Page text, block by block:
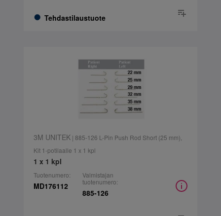
Tehdastilaustuote
3M UNITEK| 885-126 L-Pin Push Rod Short (25 mm),
Kit 1-potilaalle 1 x 1 kpl
1 x 1 kpl
Tuotenumero:
MD176112
Valmistajan
tuotenumero:
885-126